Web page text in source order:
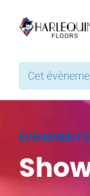
Cet
ÉVÉNEMENTS